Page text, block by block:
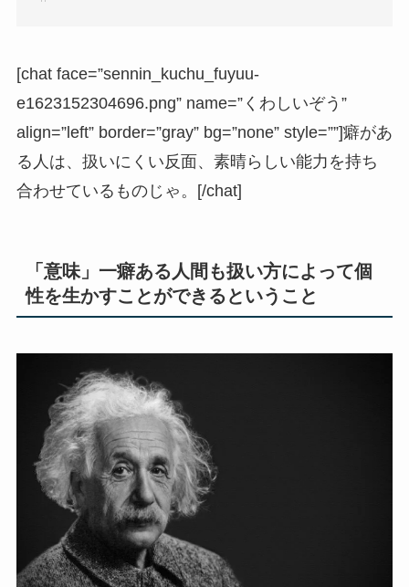
[chat face=”sennin_kuchu_fuyuu-
e1623152304696.png” name=”くわしいぞう”
align=”left” border=”gray” bg=”none” style=””]癖があ
る人は、扱いにくい反面、素晴らしい能力を持ち
合わせているものじゃ。[/chat]
「意味」一癖ある人間も扱い方によって個
性を生かすことができるということ